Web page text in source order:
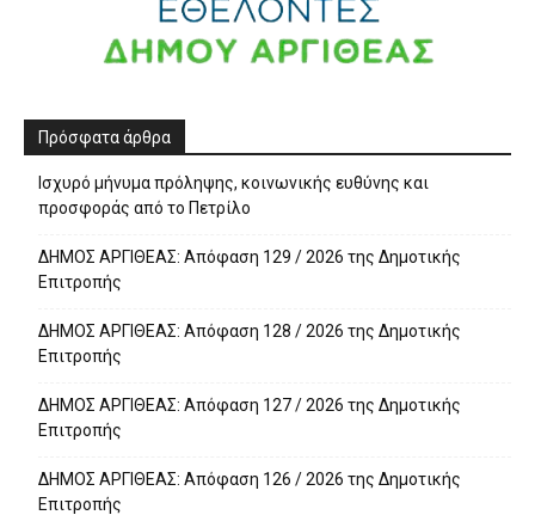
Πρόσφατα άρθρα
Ισχυρό μήνυμα πρόληψης, κοινωνικής ευθύνης και
προσφοράς από το Πετρίλο
ΔΗΜΟΣ ΑΡΓΙΘΕΑΣ: Απόφαση 129 / 2026 της Δημοτικής
Επιτροπής
ΔΗΜΟΣ ΑΡΓΙΘΕΑΣ: Απόφαση 128 / 2026 της Δημοτικής
Επιτροπής
ΔΗΜΟΣ ΑΡΓΙΘΕΑΣ: Απόφαση 127 / 2026 της Δημοτικής
Επιτροπής
ΔΗΜΟΣ ΑΡΓΙΘΕΑΣ: Απόφαση 126 / 2026 της Δημοτικής
Επιτροπής